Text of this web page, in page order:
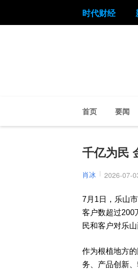
时代财经
首页 要闻
千亿为民
肖冰 2026-07-
7月1日，乐山
客户数超过200
民和客户对乐
作为根植地方
务、产品创新